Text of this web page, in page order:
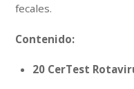
fecales.
Contenido:
20 CerTest